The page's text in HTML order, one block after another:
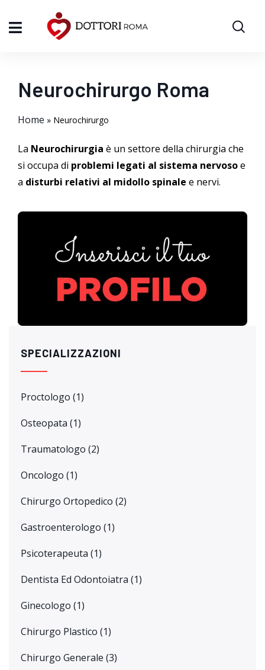
Neurochirurgo Roma
Home » Neurochirurgo
La Neurochirurgia è un settore della chirurgia che
si occupa di problemi legati al sistema nervosoe
a disturbi relativi al midollo spinale e nervi.
SPECIALIZZAZIONI
Proctologo (1)
Osteopata (1)
Traumatologo (2)
Oncologo (1)
Chirurgo Ortopedico (2)
Gastroenterologo (1)
Psicoterapeuta (1)
Dentista Ed Odontoiatra (1)
Ginecologo (1)
Chirurgo Plastico (1)
Chirurgo Generale (3)